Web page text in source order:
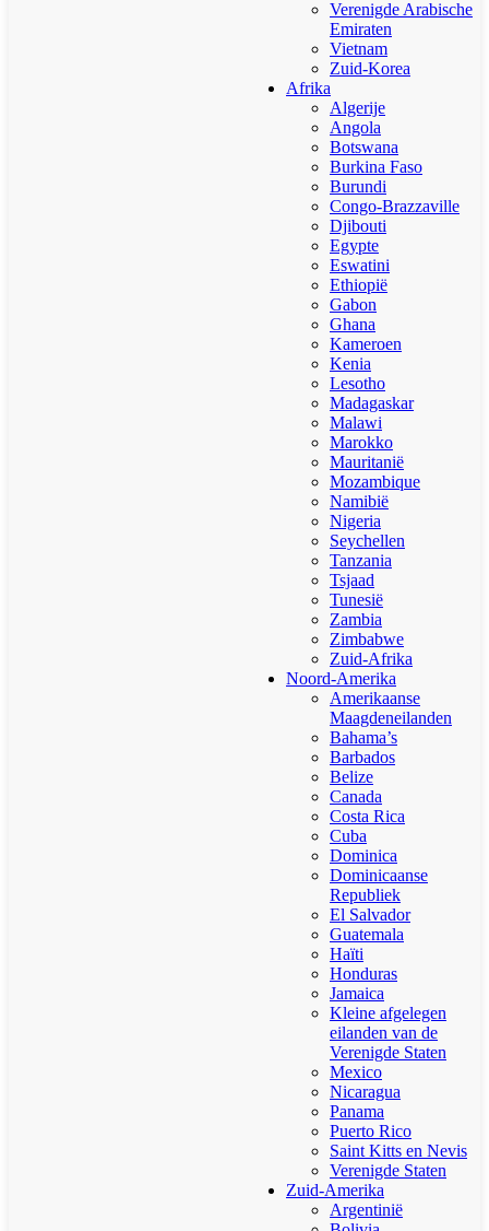
Verenigde Arabische
Emiraten
Vietnam
Zuid-Korea
Afrika
Algerije
Angola
Botswana
Burkina Faso
Burundi
Congo-Brazzaville
Djibouti
Egypte
Eswatini
Ethiopië
Gabon
Ghana
Kameroen
Kenia
Lesotho
Madagaskar
Malawi
Marokko
Mauritanië
Mozambique
Namibië
Nigeria
Seychellen
Tanzania
Tsjaad
Tunesië
Zambia
Zimbabwe
Zuid-Afrika
Noord-Amerika
Amerikaanse
Maagdeneilanden
Bahama’s
Barbados
Belize
Canada
Costa Rica
Cuba
Dominica
Dominicaanse
Republiek
El Salvador
Guatemala
Haïti
Honduras
Jamaica
Kleine afgelegen
eilanden van de
Verenigde Staten
Mexico
Nicaragua
Panama
Puerto Rico
Saint Kitts en Nevis
Verenigde Staten
Zuid-Amerika
Argentinië